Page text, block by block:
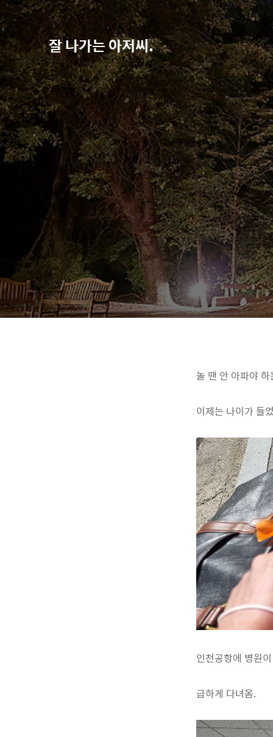
잘 나가는 아저씨.
놀 땐 안 아파야 하
이제는 나이가 들
인천공항에 병원
급하게 다녀옴.